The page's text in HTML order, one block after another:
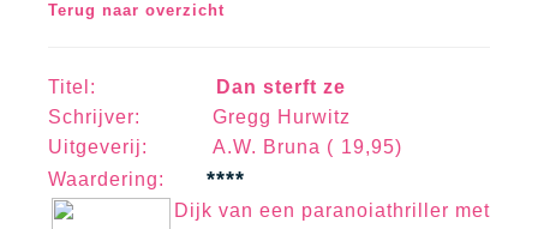
Terug naar overzicht
Titel:
Dan sterft ze
Schrijver: Gregg Hurwitz
Uitgeverij: A.W. Bruna ( 19,95)
Waardering: ****
Dijk van een paranoiathriller met